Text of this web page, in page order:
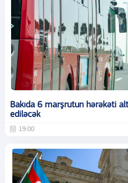
Bakıda 6 marşrutun hərəkəti
ediləcək
19:00